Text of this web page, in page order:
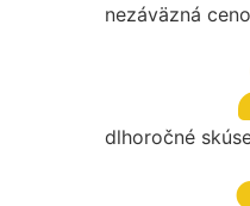
nezáväzná
dlhoročné